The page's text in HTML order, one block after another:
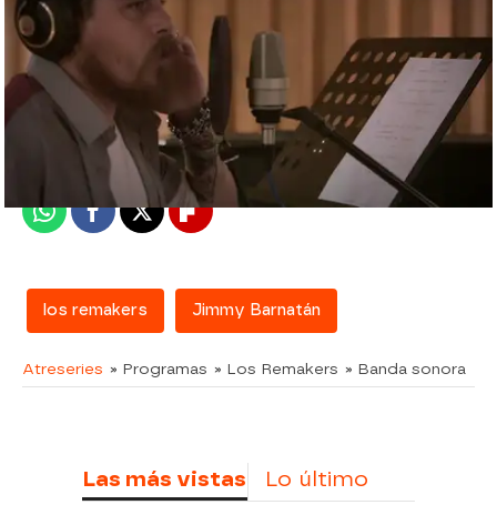
atreseries
Madrid
Publicado: 10 de noviembre de 2017, 15:51
WhatsappFacebook
X Flipboard
los remakers Jimmy Barnatán
Atreseries » Programas » Los Remakers » Banda sonora
Las más vistas Lo último